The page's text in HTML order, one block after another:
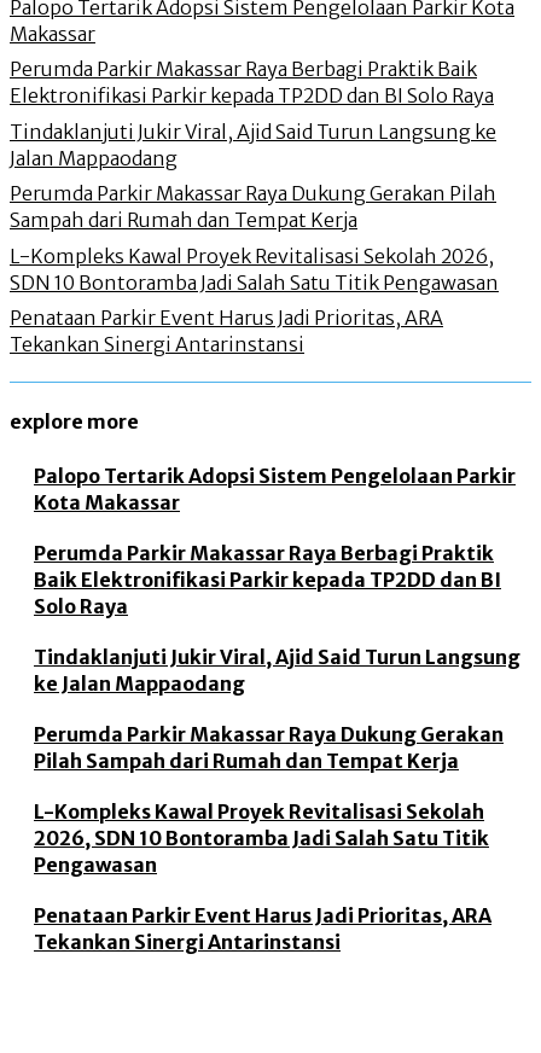
Palopo Tertarik Adopsi Sistem Pengelolaan Parkir Kota
Makassar
Perumda Parkir Makassar Raya Berbagi Praktik Baik
Elektronifikasi Parkir kepada TP2DD dan BI Solo Raya
Tindaklanjuti Jukir Viral, Ajid Said Turun Langsung ke
Jalan Mappaodang
Perumda Parkir Makassar Raya Dukung Gerakan Pilah
Sampah dari Rumah dan Tempat Kerja
L-Kompleks Kawal Proyek Revitalisasi Sekolah 2026,
SDN 10 Bontoramba Jadi Salah Satu Titik Pengawasan
Penataan Parkir Event Harus Jadi Prioritas, ARA
Tekankan Sinergi Antarinstansi
explore more
Palopo Tertarik Adopsi Sistem Pengelolaan Parkir
Kota Makassar
Perumda Parkir Makassar Raya Berbagi Praktik
Baik Elektronifikasi Parkir kepada TP2DD dan BI
Solo Raya
Tindaklanjuti Jukir Viral, Ajid Said Turun Langsung
ke Jalan Mappaodang
Perumda Parkir Makassar Raya Dukung Gerakan
Pilah Sampah dari Rumah dan Tempat Kerja
L-Kompleks Kawal Proyek Revitalisasi Sekolah
2026, SDN 10 Bontoramba Jadi Salah Satu Titik
Pengawasan
Penataan Parkir Event Harus Jadi Prioritas, ARA
Tekankan Sinergi Antarinstansi